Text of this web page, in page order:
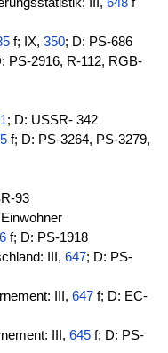
III, 648f
f; IX, 350; D: PS-686
PS-2916, R-112, RGB-
; D: USSR- 342
f; D: PS-3264, PS-3279,
93
f; D: PS-1918
III, 647; D: PS-
III, 647f; D: EC-
III, 645f; D: PS-